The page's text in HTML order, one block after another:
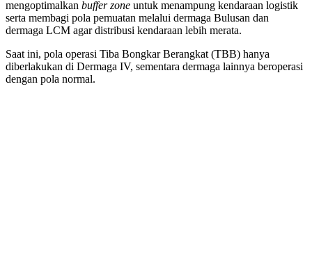
mengoptimalkan buffer zone untuk menampung kendaraan logistik
serta membagi pola pemuatan melalui dermaga Bulusan dan
dermaga LCM agar distribusi kendaraan lebih merata.
Saat ini, pola operasi Tiba Bongkar Berangkat (TBB) hanya
diberlakukan di Dermaga IV, sementara dermaga lainnya beroperasi
dengan pola normal.